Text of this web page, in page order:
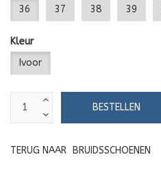
36
37 38 39
Kleur
Ivoor
TERUG NAAR BRUIDSSCHOENEN